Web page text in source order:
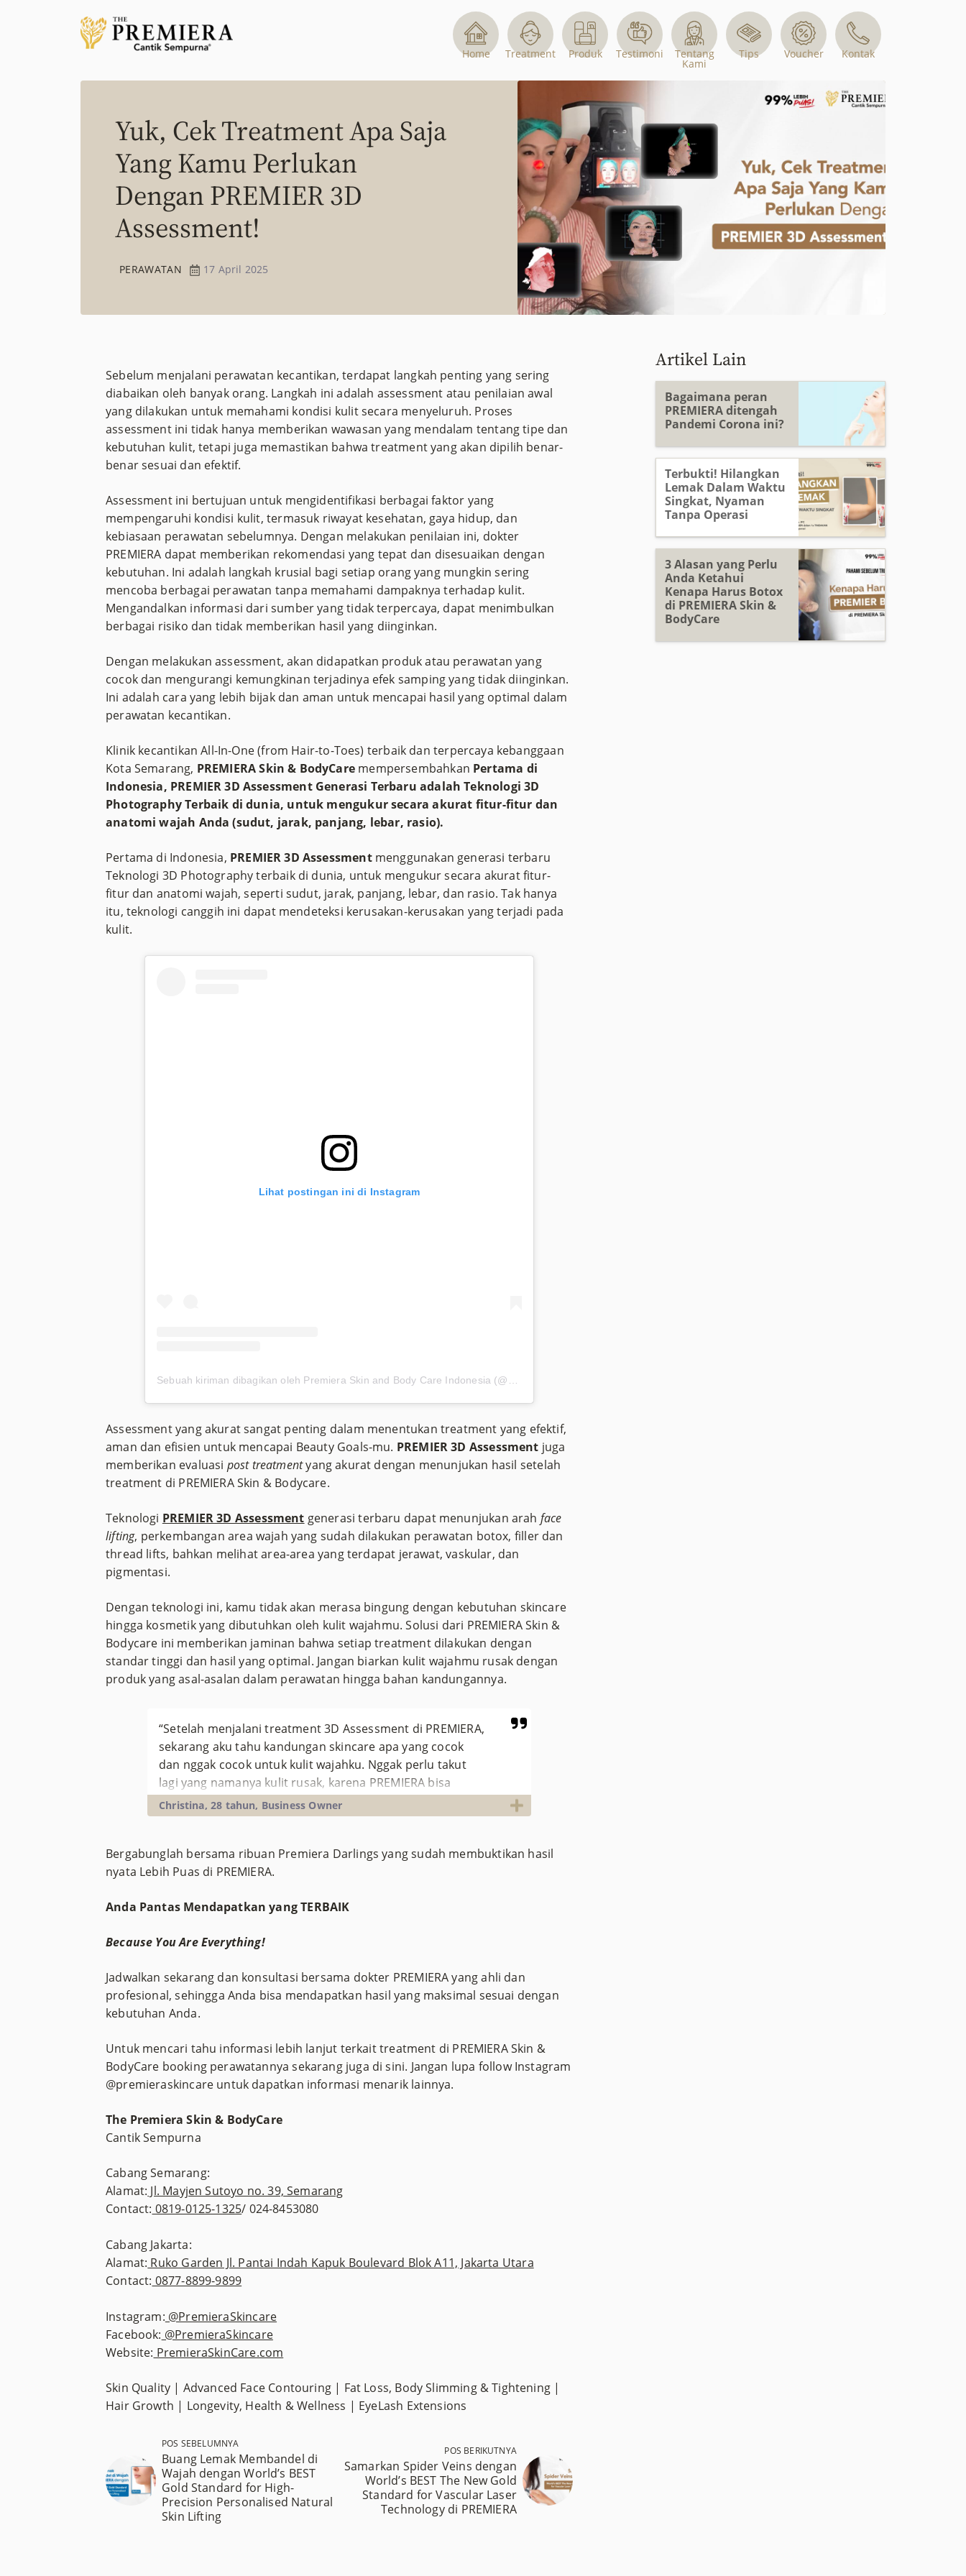
Home Treatment Produk Testimoni Tentang
Kami
Tips Voucher Kontak
Yuk, Cek Treatment Apa Saja
Yang Kamu Perlukan
Dengan PREMIER 3D
Assessment!
PERAWATAN 17 April 2025
Sebelum menjalani perawatan kecantikan, terdapat langkah penting yang sering
diabaikan oleh banyak orang. Langkah ini adalah assessment atau penilaian awal
yang dilakukan untuk memahami kondisi kulit secara menyeluruh. Proses
assessment ini tidak hanya memberikan wawasan yang mendalam tentang tipe dan
kebutuhan kulit, tetapi juga memastikan bahwa treatment yang akan dipilih benar-
benar sesuai dan efektif.
Assessment ini bertujuan untuk mengidentifikasi berbagai faktor yang
mempengaruhi kondisi kulit, termasuk riwayat kesehatan, gaya hidup, dan
kebiasaan perawatan sebelumnya. Dengan melakukan penilaian ini, dokter
PREMIERA dapat memberikan rekomendasi yang tepat dan disesuaikan dengan
kebutuhan. Ini adalah langkah krusial bagi setiap orang yang mungkin sering
mencoba berbagai perawatan tanpa memahami dampaknya terhadap kulit.
Mengandalkan informasi dari sumber yang tidak terpercaya, dapat menimbulkan
berbagai risiko dan tidak memberikan hasil yang diinginkan.
Dengan melakukan assessment, akan didapatkan produk atau perawatan yang
cocok dan mengurangi kemungkinan terjadinya efek samping yang tidak diinginkan.
Ini adalah cara yang lebih bijak dan aman untuk mencapai hasil yang optimal dalam
perawatan kecantikan.
Klinik kecantikan All-In-One (from Hair-to-Toes) terbaik dan terpercaya kebanggaan
Kota Semarang, PREMIERA Skin & BodyCare mempersembahkan Pertama di
Indonesia, PREMIER 3D Assessment Generasi Terbaru adalah Teknologi 3D
Photography Terbaik di dunia, untuk mengukur secara akurat fitur-fitur dan
anatomi wajah Anda (sudut, jarak, panjang, lebar, rasio).
Pertama di Indonesia, PREMIER 3D Assessmentmenggunakan generasi terbaru
Teknologi 3D Photography terbaik di dunia, untuk mengukur secara akurat fitur-
fitur dan anatomi wajah, seperti sudut, jarak, panjang, lebar, dan rasio. Tak hanya
itu, teknologi canggih ini dapat mendeteksi kerusakan-kerusakan yang terjadi pada
kulit.
Lihat postingan ini di Instagram
Assessment yang akurat sangat penting dalam menentukan treatment yang efektif,
aman dan efisien untuk mencapai Beauty Goals-mu. PREMIER 3D Assessment juga
memberikan evaluasi post treatmentyang akurat dengan menunjukan hasil setelah
treatment di PREMIERA Skin & Bodycare.
Teknologi PREMIER 3D Assessment generasi terbaru dapat menunjukan arah face
lifting, perkembangan area wajah yang sudah dilakukan perawatan botox, filler dan
thread lifts, bahkan melihat area-area yang terdapat jerawat, vaskular, dan
pigmentasi.
Dengan teknologi ini, kamu tidak akan merasa bingung dengan kebutuhan skincare
hingga kosmetik yang dibutuhkan oleh kulit wajahmu. Solusi dari PREMIERA Skin &
Bodycare ini memberikan jaminan bahwa setiap treatment dilakukan dengan
standar tinggi dan hasil yang optimal. Jangan biarkan kulit wajahmu rusak dengan
produk yang asal-asalan dalam perawatan hingga bahan kandungannya.
“Setelah menjalani treatment 3D Assessment di PREMIERA,
sekarang aku tahu kandungan skincare apa yang cocok
dan nggak cocok untuk kulit wajahku. Nggak perlu takut
lagi yang namanya kulit rusak, karena PREMIERA bisa
segalanya, terima kasih PREMIERA!
Christina, 28 tahun, Business Owner
Bergabunglah bersama ribuan Premiera Darlings yang sudah membuktikan hasil
nyata Lebih Puas di PREMIERA.
Anda Pantas Mendapatkan yang TERBAIK
Because You Are Everything!
Jadwalkan sekarang dan konsultasi bersama dokter PREMIERA yang ahli dan
profesional, sehingga Anda bisa mendapatkan hasil yang maksimal sesuai dengan
kebutuhan Anda.
Untuk mencari tahu informasi lebih lanjut terkait treatment di PREMIERA Skin &
BodyCare booking perawatannya sekarang juga di sini. Jangan lupa follow Instagram
@premieraskincare untuk dapatkan informasi menarik lainnya.
The Premiera Skin & BodyCare
Cantik Sempurna
Cabang Semarang:
Alamat: Jl. Mayjen Sutoyo no. 39, Semarang
Contact: 0819-0125-1325/ 024-8453080
Cabang Jakarta:
Alamat: Ruko Garden Jl. Pantai Indah Kapuk Boulevard Blok A11, Jakarta Utara
Contact: 0877-8899-9899
Instagram: @PremieraSkincare
Facebook: @PremieraSkincare
Website: PremieraSkinCare.com
Skin Quality | Advanced Face Contouring | Fat Loss, Body Slimming & Tightening |
Hair Growth | Longevity, Health & Wellness | EyeLash Extensions
POS SEBELUMNYA
Buang Lemak Membandel di
Wajah dengan World’s BEST
Gold Standard for High-
Precision Personalised Natural
Skin Lifting
POS BERIKUTNYA
Samarkan Spider Veins dengan
World’s BEST The New Gold
Standard for Vascular Laser
Technology di PREMIERA
Artikel Lain
Bagaimana peran
PREMIERA ditengah
Pandemi Corona ini?
Terbukti! Hilangkan
Lemak Dalam Waktu
Singkat, Nyaman
Tanpa Operasi
3 Alasan yang Perlu
Anda Ketahui
Kenapa Harus Botox
di PREMIERA Skin &
BodyCare